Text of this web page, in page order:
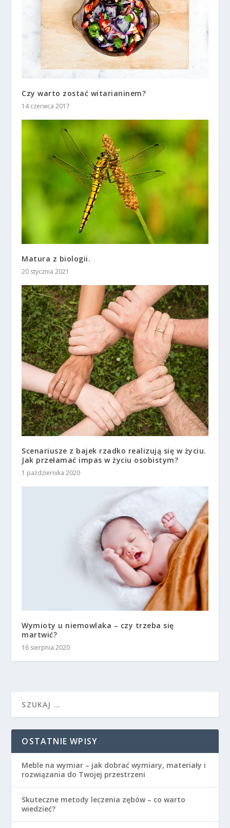
Czy warto zostać witarianinem?
14 czerwca 2017
Matura z biologii.
20 stycznia 2021
Scenariusze z bajek rzadko realizują się w życiu.
Jak przełamać impas w życiu osobistym?
1 października 2020
Wymioty u niemowlaka – czy trzeba się
martwić?
16 sierpnia 2020
OSTATNIE WPISY
Meble na wymiar – jak dobrać wymiary, materiały i
rozwiązania do Twojej przestrzeni
Skuteczne metody leczenia zębów – co warto
wiedzieć?